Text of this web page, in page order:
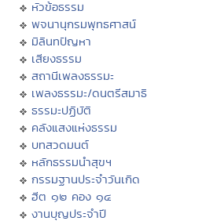
หัวข้อธรรม
พจนานุกรมพุทธศาสน์
มิลินทปัญหา
เสียงธรรม
สถานีเพลงธรรมะ
เพลงธรรมะ/ดนตรีสมาธิ
ธรรมะปฏิบัติ
คลังแสงแห่งธรรม
บทสวดมนต์
หลักธรรมนำสุขฯ
กรรมฐานประจำวันเกิด
ฮีต ๑๒ คอง ๑๔
งานบุญประจำปี